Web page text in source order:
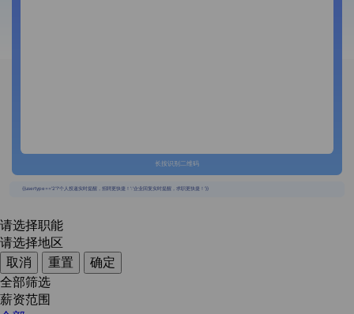
长按识别二维码
{{usertype=='2'?'个人投递实时提醒，招聘更快捷！':'企业回复实时提醒，求职更快捷！'}}
请选择职能
请选择地区
取消
重置
确定
全部筛选
薪资范围